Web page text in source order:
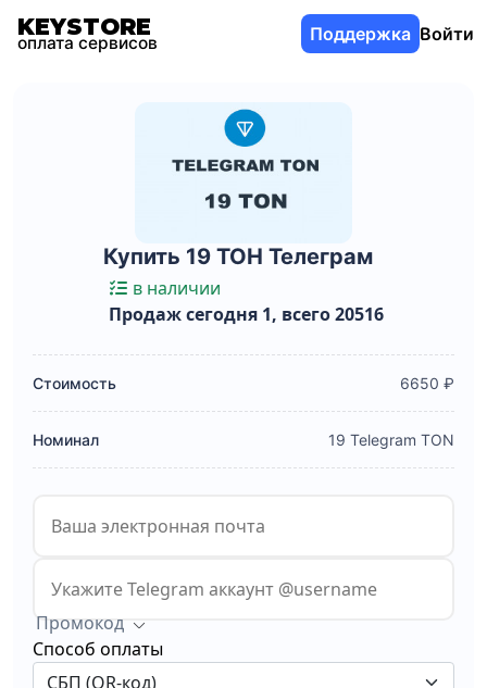
KEYSTORE
оплата сервисов Поддержка Войти
Купить 19 ТОН Телеграм
в наличии
Продаж сегодня 1, всего 20516
Стоимость 6650 ₽
Номинал 19 Telegram TON
Промокод
Способ оплаты